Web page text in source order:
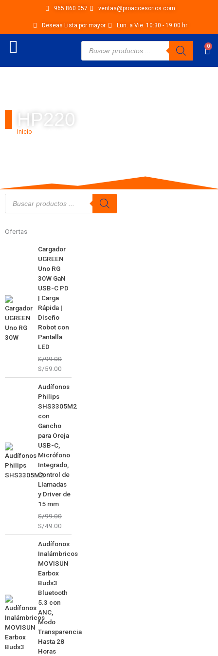
contenido
965 860 057 ventas@proaccesorios.com
Deseas Lista por mayor Lun. a Vie. 10:30 - 19:00 hr
Búsqueda
productos
0
HP220
Inicio
Búsqueda
Ofertas
Cargador
UGREEN
Uno RG
30W GaN
USB-C PD
| Carga
Rápida |
Diseño
Robot con
Pantalla
LED
S/99.00
precio
S/59.00
Audífonos
Philips
SHS3305M2
con
Gancho
para Oreja
USB-C,
Micrófono
Integrado,
Control de
Llamadas
y Driver de
15 mm
S/99.00
original
S/49.00
Audífonos
Inalámbricos
MOVISUN
Earbox
Buds3
Bluetooth
5.3 con
ANC,
Modo
Transparencia
Hasta 28
Horas